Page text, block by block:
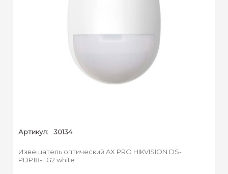
Артикул: 30134
Извещатель оптический AX PRO HIKVISION DS-
PDP18-EG2 white